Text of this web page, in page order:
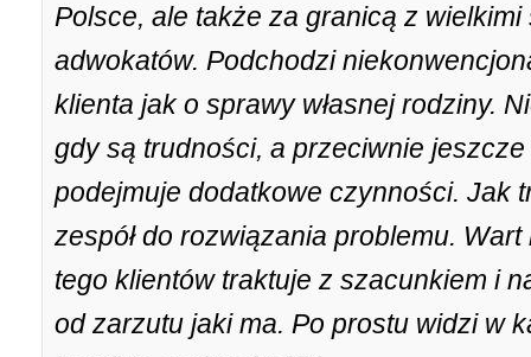
Polsce, ale także za granicą z
adwokatów. Podchodzi
klienta jak o sprawy własnej rodziny.
gdy są trudności, a przeciwnie
podejmuje dodatkowe czynności. Jak
zespół do rozwiązania problemu.
tego klientów traktuje z szacunkiem i
od zarzutu jaki ma. Po prostu widzi w